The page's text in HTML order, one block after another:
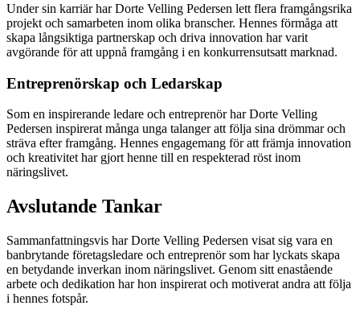
Under sin karriär har Dorte Velling Pedersen lett flera framgångsrika
projekt och samarbeten inom olika branscher. Hennes förmåga att
skapa långsiktiga partnerskap och driva innovation har varit
avgörande för att uppnå framgång i en konkurrensutsatt marknad.
Entreprenörskap och Ledarskap
Som en inspirerande ledare och entreprenör har Dorte Velling
Pedersen inspirerat många unga talanger att följa sina drömmar och
sträva efter framgång. Hennes engagemang för att främja innovation
och kreativitet har gjort henne till en respekterad röst inom
näringslivet.
Avslutande Tankar
Sammanfattningsvis har Dorte Velling Pedersen visat sig vara en
banbrytande företagsledare och entreprenör som har lyckats skapa
en betydande inverkan inom näringslivet. Genom sitt enastående
arbete och dedikation har hon inspirerat och motiverat andra att följa
i hennes fotspår.